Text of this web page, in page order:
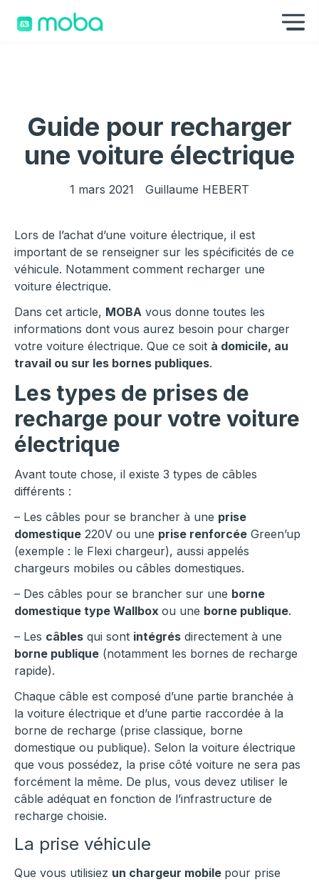
Guide pour recharger
une voiture électrique
1 mars 2021 Guillaume HEBERT
Lors de l’achat d’une voiture électrique, il est
important de se renseigner sur les spécificités de ce
véhicule. Notamment comment recharger une
voiture électrique.
Dans cet article, MOBA vous donne toutes les
informations dont vous aurez besoin pour charger
votre voiture électrique. Que ce soit à domicile, au
travail ou sur les bornes publiques.
Les types de prises de
recharge pour votre voiture
électrique
Avant toute chose, il existe 3 types de câbles
différents :
– Les câbles pour se brancher à une prise
domestique 220V ou une prise renforcée Green’up
(exemple : le Flexi chargeur), aussi appelés
chargeurs mobiles ou câbles domestiques.
– Des câbles pour se brancher sur une borne
domestique type Wallbox ou une borne publique.
– Les câbles qui sont intégrés directement à une
borne publique (notamment les bornes de recharge
rapide).
Chaque câble est composé d’une partie branchée à
la voiture électrique et d’une partie raccordée à la
borne de recharge (prise classique, borne
domestique ou publique). Selon la voiture électrique
que vous possédez, la prise côté voiture ne sera pas
forcément la même. De plus, vous devez utiliser le
câble adéquat en fonction de l’infrastructure de
recharge choisie.
La prise véhicule
Que vous utilisiez un chargeur mobile pour prise